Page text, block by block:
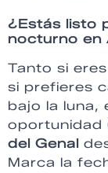
¿Estás listo
nocturno en
Tanto si
si prefieres
bajo la luna,
oportunidad
del Genal
Marca la